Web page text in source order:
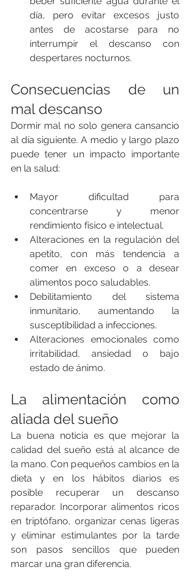
día, pero evitar excesos justo
antes de acostarse para no
interrumpir el descanso con
despertares nocturnos.
Consecuencias de un
mal descanso
Dormir mal no solo genera cansancio
al día siguiente. A medio y largo plazo
puede tener un impacto importante
en la salud:
Mayor dificultad para
concentrarse y menor
rendimiento físico e intelectual.
Alteraciones en la regulación del
apetito, con más tendencia a
comer en exceso o a desear
alimentos poco saludables.
Debilitamiento del sistema
inmunitario, aumentando la
susceptibilidad a infecciones.
Alteraciones emocionales como
irritabilidad, ansiedad o bajo
estado de ánimo.
La alimentación como
aliada del sueño
La buena noticia es que mejorar la
calidad del sueño está al alcance de
la mano. Con pequeños cambios en la
dieta y en los hábitos diarios es
posible recuperar un descanso
reparador. Incorporar alimentos ricos
en triptófano, organizar cenas ligeras
y eliminar estimulantes por la tarde
son pasos sencillos que pueden
marcar una gran diferencia.